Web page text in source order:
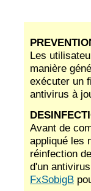
Les
manière
exécuter un
antivirus à
Avant de
appliqué les
réinfection
d'un
FxSobigB